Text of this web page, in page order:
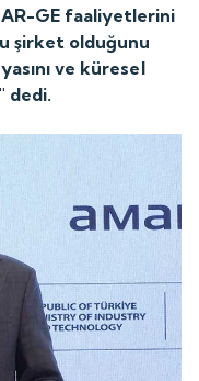
AR-GE faaliyetlerini
şirket olduğunu
ve küresel
dedi.